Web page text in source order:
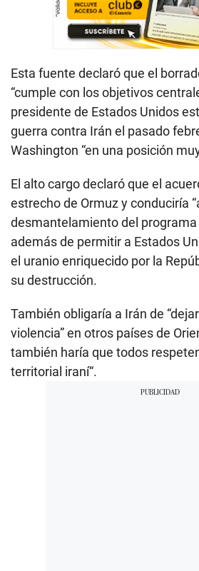
Esta fuente declaró que el
“cumple con los objetivos
presidente de Estados Unidos
guerra contra Irán el pasado
Washington “en una posición
El alto cargo declaró que el
estrecho de Ormuz y conduciría
desmantelamiento del programa
además de permitir a Estados
el uranio enriquecido por la
su destrucción.
También obligaría a Irán de
violencia” en otros países de
también haría que todos
territorial iraní“.